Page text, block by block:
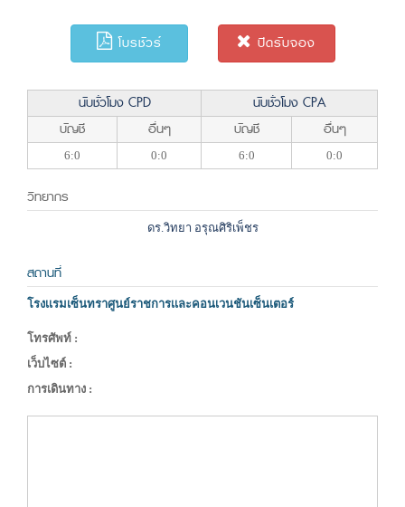
โบรชัวร์ ปิดรับจอง
นับชั่วโมง CPD
นับชั่วโมง CPA
บัญชี
อื่นๆ บัญชี อื่นๆ
6:0 0:0 6:0 0:0
วิทยากร
ดร.วิทยา อรุณศิริเพ็ชร
สถานที่
โรงเเรมเซ็นทราศูนย์ราชการเเละคอนเวนชันเซ็นเตอร์
โทรศัพท์ :
เว็บไซต์ :
การเดินทาง :